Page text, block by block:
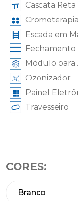
Cascata Reta
Cromoterapia
Escada em
Fechamento
Módulo
Ozonizador
Painel
Travesseiro
CORES:
Branco